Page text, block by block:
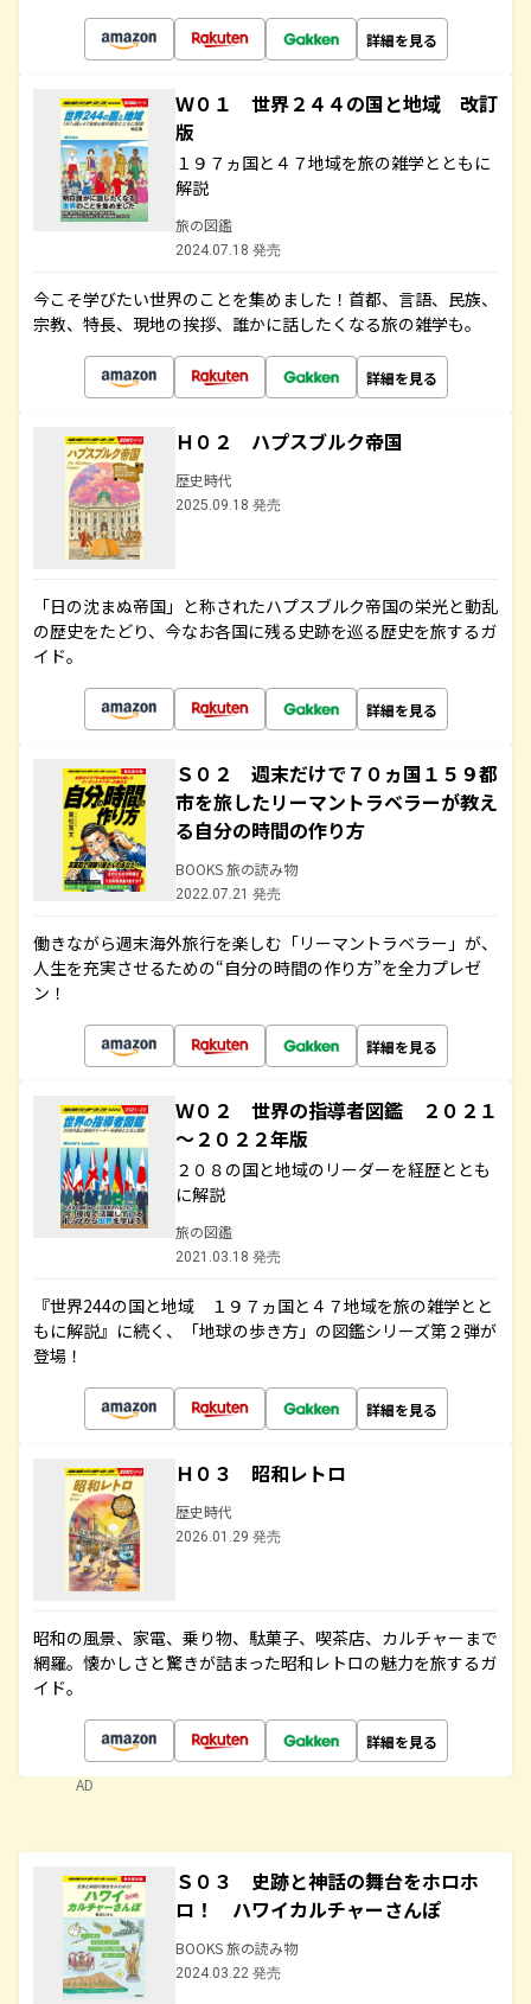
詳細を見る
Ｗ０１ 世界２４４の国と地域 改訂
版
１９７ヵ国と４７地域を旅の雑学とともに
解説
旅の図鑑
2024.07.18 発売
今こそ学びたい世界のことを集めました！首都、言語、民族、
宗教、特長、現地の挨拶、誰かに話したくなる旅の雑学も。
詳細を見る
Ｈ０２ ハプスブルク帝国
歴史時代
2025.09.18 発売
「日の沈まぬ帝国」と称されたハプスブルク帝国の栄光と動乱
の歴史をたどり、今なお各国に残る史跡を巡る歴史を旅するガ
イド。
詳細を見る
Ｓ０２ 週末だけで７０ヵ国１５９都
市を旅したリーマントラベラーが教え
る自分の時間の作り方
BOOKS 旅の読み物
2022.07.21 発売
働きながら週末海外旅行を楽しむ「リーマントラベラー」が、
人生を充実させるための“自分の時間の作り方”を全力プレゼ
ン！
詳細を見る
Ｗ０２ 世界の指導者図鑑 ２０２１
～２０２２年版
２０８の国と地域のリーダーを経歴ととも
に解説
旅の図鑑
2021.03.18 発売
『世界244の国と地域 １９７ヵ国と４７地域を旅の雑学とと
もに解説』に続く、「地球の歩き方」の図鑑シリーズ第２弾が
登場！
詳細を見る
Ｈ０３ 昭和レトロ
歴史時代
2026.01.29 発売
昭和の風景、家電、乗り物、駄菓子、喫茶店、カルチャーまで
網羅。懐かしさと驚きが詰まった昭和レトロの魅力を旅するガ
イド。
詳細を見る
AD
Ｓ０３ 史跡と神話の舞台をホロホ
ロ！ ハワイカルチャーさんぽ
BOOKS 旅の読み物
2024.03.22 発売